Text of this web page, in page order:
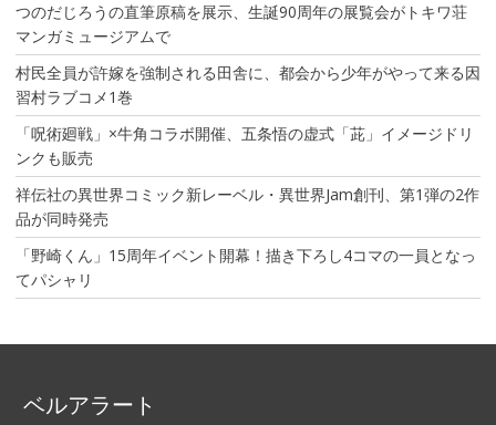
つのだじろうの直筆原稿を展示、生誕90周年の展覧会がトキワ荘
マンガミュージアムで
村民全員が許嫁を強制される田舎に、都会から少年がやって来る因
習村ラブコメ1巻
「呪術廻戦」×牛角コラボ開催、五条悟の虚式「茈」イメージドリ
ンクも販売
祥伝社の異世界コミック新レーベル・異世界Jam創刊、第1弾の2作
品が同時発売
「野崎くん」15周年イベント開幕！描き下ろし4コマの一員となっ
てパシャリ
ベルアラート